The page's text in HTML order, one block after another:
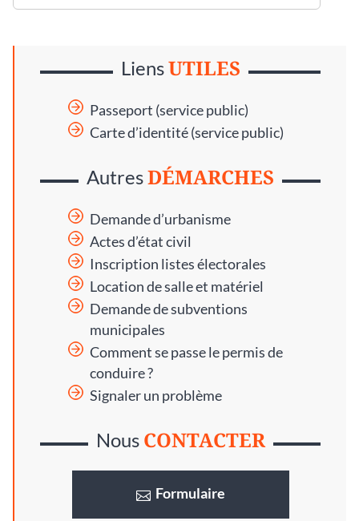
LiensUTILES
Passeport (service public)
Carte d’identité (service public)
AutresDÉMARCHES
Demande d’urbanisme
Actes d’état civil
Inscription listes électorales
Location de salle et matériel
Demande de subventions
municipales
Comment se passe le permis de
conduire ?
Signaler un problème
Nous CONTACTER
Formulaire